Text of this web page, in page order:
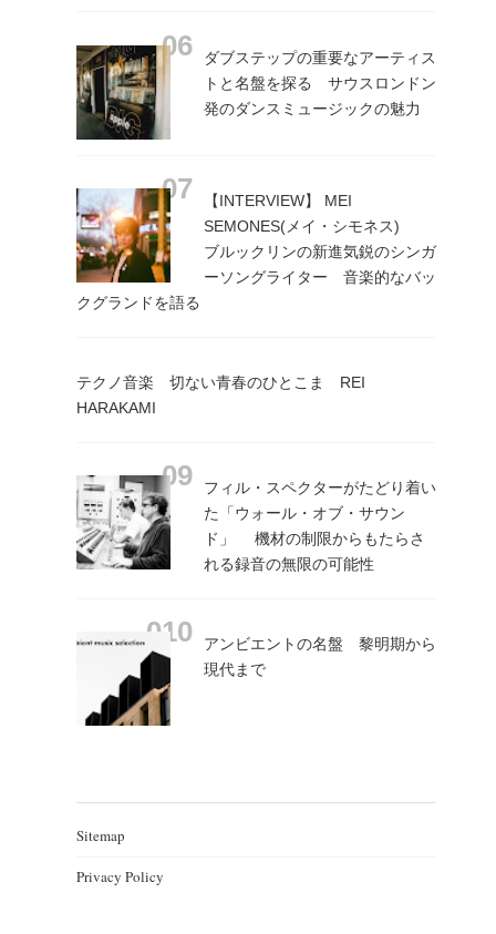
ダブステップの重要なアーティス
トと名盤を探る サウスロンドン
発のダンスミュージックの魅力
【INTERVIEW】 MEI
SEMONES(メイ・シモネス)
ブルックリンの新進気鋭のシンガ
ーソングライター 音楽的なバッ
クグランドを語る
テクノ音楽 切ない青春のひとこま REI
HARAKAMI
フィル・スペクターがたどり着い
た「ウォール・オブ・サウン
ド」 機材の制限からもたらさ
れる録音の無限の可能性
アンビエントの名盤 黎明期から
現代まで
Sitemap
Privacy Policy